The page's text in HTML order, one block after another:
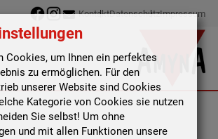
KontaktDatenschutzImpressum
Cookies, um Ihnen ein perfektes
zu ermöglichen. Für den
unserer Website sind Cookies
Kategorie von Cookies sie nutzen
Sie selbst! Um ohne
und mit allen Funktionen unsere